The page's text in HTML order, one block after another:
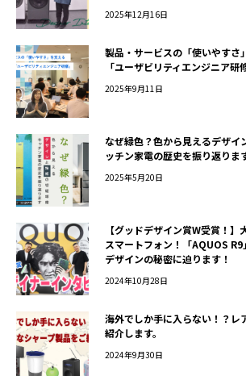
2025年12月16日
製品・サービスの「使いやすさ
「ユーザビリティエンジニア研
2025年9月11日
なぜ緑色？色から見えるデザイ
ッチン家電の歴史を振り返りま
2025年5月20日
【グッドデザイン賞W受賞！
スマートフォン！「AQUOS
デザインの秘密に迫ります！
2024年10月28日
海外でしか手に入らない！？レ
紹介します。
2024年9月30日